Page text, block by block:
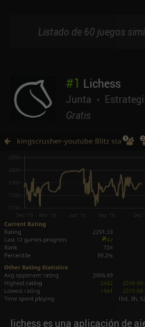
Listado de 60 juegos
#1 Lichess
Junta
Gratis
lichess es una aplicación de